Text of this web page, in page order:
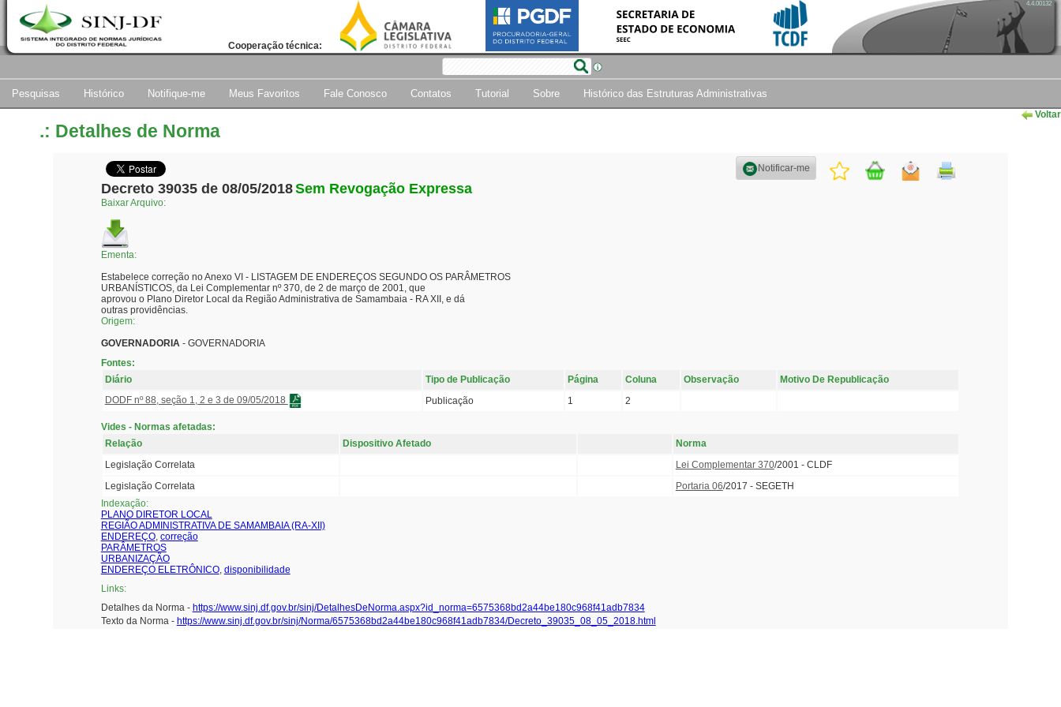
4.4.00132
Cooperação técnica:
Pesquisas Histórico Notifique-me Meus Favoritos Fale Conosco Contatos Tutorial Sobre Histórico das Estruturas Administrativas
Voltar
.: Detalhes de Norma
Notificar-me
Decreto 39035 de 08/05/2018Sem Revogação Expressa
Baixar Arquivo:
Ementa:
Estabelece correção no Anexo VI - LISTAGEM DE ENDEREÇOS SEGUNDO OS PARÂMETROS
URBANÍSTICOS, da Lei Complementar nº 370, de 2 de março de 2001, que
aprovou o Plano Diretor Local da Região Administrativa de Samambaia - RA XII, e dá
outras providências.
Origem:
GOVERNADORIA- GOVERNADORIA
Fontes:
Diário
Tipo de Publicação Página Coluna Observação
Motivo De Republicação
DODF nº 88, seção 1, 2 e 3 de 09/05/2018
Publicação 1 2
Vides - Normas afetadas:
Relação
Dispositivo Afetado
Norma
Legislação Correlata
Lei Complementar 370/2001 - CLDF
Legislação Correlata
Portaria 06/2017 - SEGETH
Indexação:
PLANO DIRETOR LOCAL
REGIÃO ADMINISTRATIVA DE SAMAMBAIA (RA-XII)
ENDEREÇO, correção
PARÂMETROS
URBANIZAÇÃO
ENDEREÇO ELETRÔNICO, disponibilidade
Links:
Detalhes da Norma - https://www.sinj.df.gov.br/sinj/DetalhesDeNorma.aspx?id_norma=6575368bd2a44be180c968f41adb7834
Texto da Norma - https://www.sinj.df.gov.br/sinj/Norma/6575368bd2a44be180c968f41adb7834/Decreto_39035_08_05_2018.html